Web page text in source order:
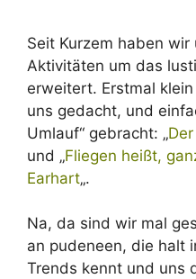
Seit Kurzem haben wir
Aktivitäten um das
erweitert. Erstmal
uns gedacht, und
Umlauf“ gebracht: „
und „Fliegen heißt,
Earhart„.
Na, da sind wir mal
an pudeneen, die halt
Trends kennt und uns